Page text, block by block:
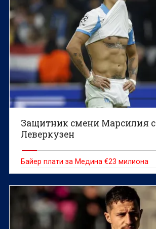
Защитник смени Марсилия с
Леверкузен
Байер плати за Медина €23 милиона